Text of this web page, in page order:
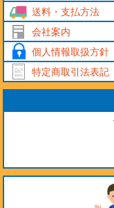
送料・支払方法
会社案内
個人情報取扱方針
特定商取引法表記